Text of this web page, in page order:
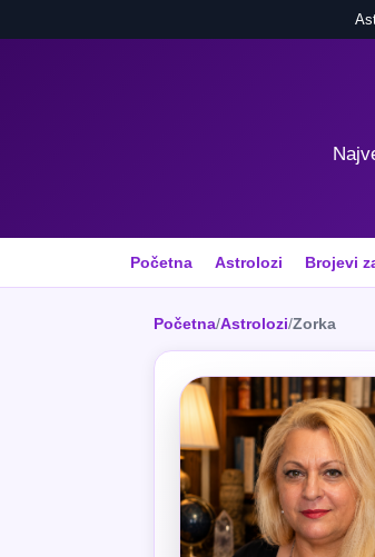
Početna Astrolozi Brojevi
Početna/Astrolozi/Zorka